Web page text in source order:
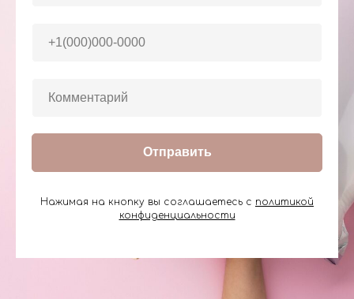
Отправить
Нажимая на кнопку вы соглашаетесь с политикой
конфиденциальности